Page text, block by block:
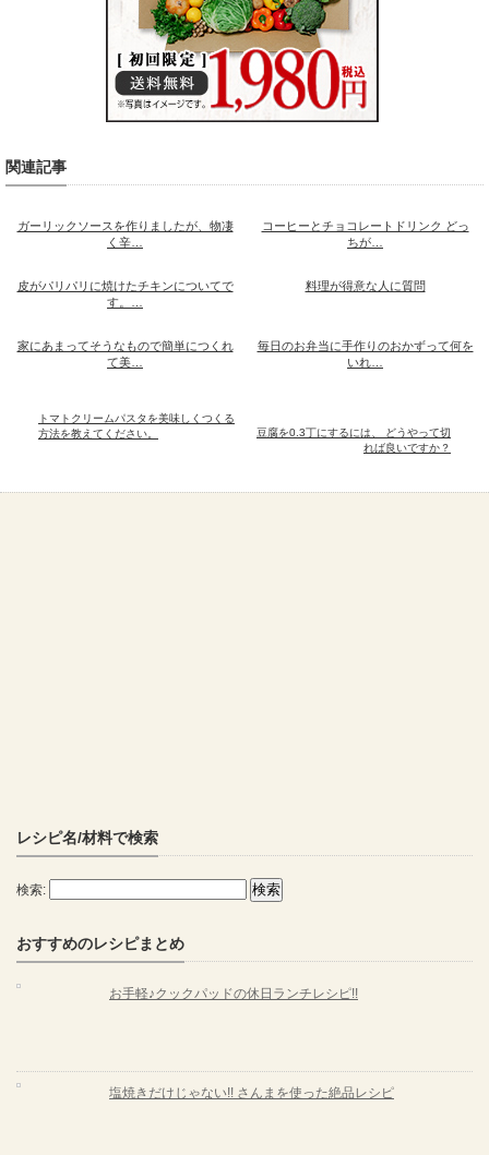
関連記事
ガーリックソースを作りましたが、物凄
く辛…
コーヒーとチョコレートドリンク どっ
ちが…
皮がパリパリに焼けたチキンについてで
す。…
料理が得意な人に質問
家にあまってそうなもので簡単につくれ
て美…
毎日のお弁当に手作りのおかずって何を
いれ…
トマトクリームパスタを美味しくつくる
方法を教えてください。
豆腐を0.3丁にするには、 どうやって切
れば良いですか？
レシピ名/材料で検索
検索:
おすすめのレシピまとめ
お手軽♪クックパッドの休日ランチレシピ!!
塩焼きだけじゃない!! さんまを使った絶品レシピ